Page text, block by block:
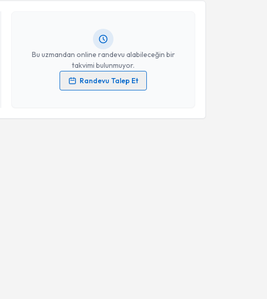
Bu uzmandan online randevu alabileceğin bir
takvimi bulunmuyor.
Randevu Talep Et
uzmandan randevu almanız için bir takvim hazırlandığında e-
Kişisel verilerimin işlenmesine ilişkinAydınlatma Metni